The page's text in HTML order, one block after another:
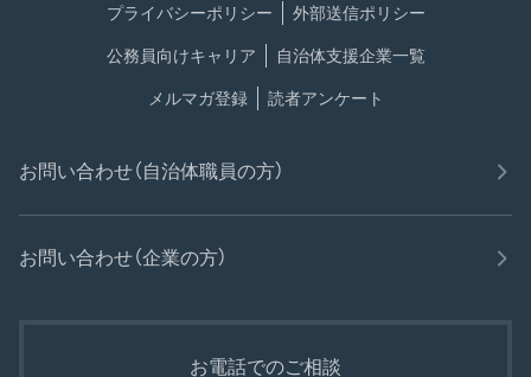
プライバシーポリシー 外部送信ポリシー
公務員向けキャリア 自治体支援企業一覧
メルマガ登録 読者アンケート
お問い合わせ（自治体職員の方）
お問い合わせ（企業の方）
お電話でのご相談